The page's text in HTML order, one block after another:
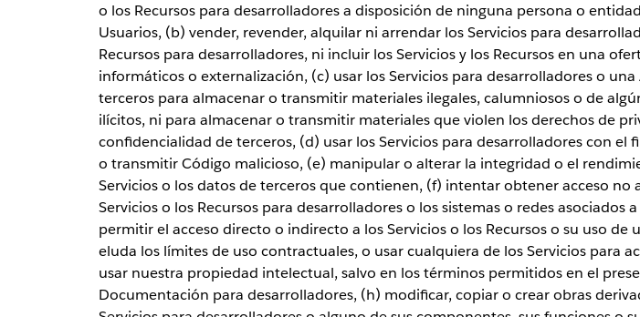
o los Recursos para desarrolladores a disposición de ninguna persona o
Usuarios, (b) vender, revender, alquilar ni arrendar los Servicios para
Recursos para desarrolladores, ni incluir los Servicios y los Recursos en una
informáticos o externalización, (c) usar los Servicios para desarrolladores o
terceros para almacenar o transmitir materiales ilegales, calumniosos o de
ilícitos, ni para almacenar o transmitir materiales que violen los derechos de
confidencialidad de terceros, (d) usar los Servicios para desarrolladores con el
o transmitir Código malicioso, (e) manipular o alterar la integridad o el
Servicios o los datos de terceros que contienen, (f) intentar obtener acceso no
Servicios o los Recursos para desarrolladores o los sistemas o redes asociados
permitir el acceso directo o indirecto a los Servicios o los Recursos o su uso de
eluda los límites de uso contractuales, o usar cualquiera de los Servicios para
usar nuestra propiedad intelectual, salvo en los términos permitidos en el
Documentación para desarrolladores, (h) modificar, copiar o crear obras